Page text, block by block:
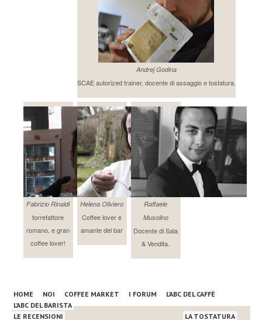
Andrej Godina
SCAE autorized trainer, docente di assaggio e tostatura.
Fabrizio Rinaldi
torrefattore
romano, e gran
coffee lover!
Helena Oliviero
Coffee lover e
amante del bar
Raffaele
Musolino
Docente di Sala
& Vendita.
HOME NOI COFFEE MARKET I FORUM
L’ABC DEL CAFFÈ
L’ABC DEL BARISTA
LE RECENSIONI
LA TOSTATURA